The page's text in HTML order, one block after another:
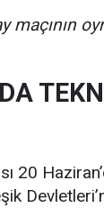
maçının
20